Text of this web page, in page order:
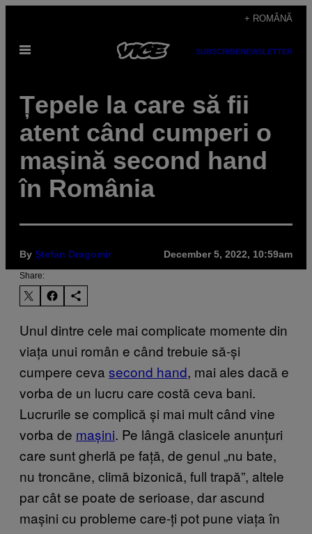
content
+ ROMÂNĂ
Open
SUBSCRIBENEWSLETTER
Țepele la care să fii
atent când cumperi o
mașină second hand
în România
By Ștefan Dragomir December 5, 2022, 10:59am
Share:
Unul dintre cele mai complicate momente din
viața unui român e când trebuie să-și
cumpere ceva second hand, mai ales dacă e
vorba de un lucru care costă ceva bani.
Lucrurile se complică și mai mult când vine
vorba de mașini. Pe lângă clasicele anunțuri
care sunt gherlă pe față, de genul „nu bate,
nu troncăne, climă bizonică, full trapă”, altele
par cât se poate de serioase, dar ascund
mașini cu probleme care-ți pot pune viața în